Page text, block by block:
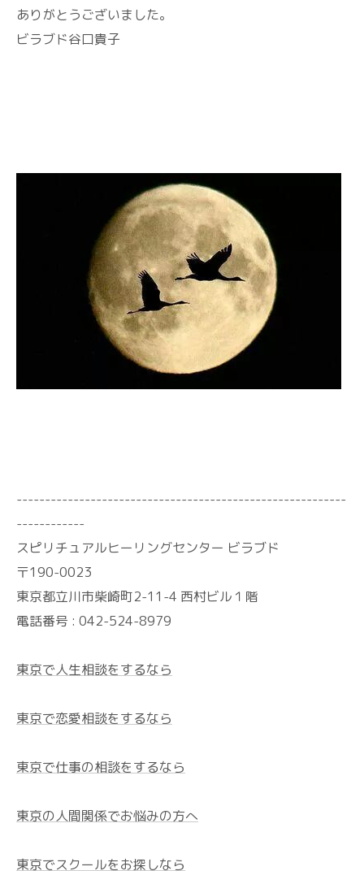
ありがとうございました。
ビラブド谷口貴子
----------------------------------------------------------
------------
スピリチュアルヒーリングセンター ビラブド
〒190-0023
東京都立川市柴崎町2-11-4 西村ビル１階
電話番号 : 042-524-8979
東京で人生相談をするなら
東京で恋愛相談をするなら
東京で仕事の相談をするなら
東京の人間関係でお悩みの方へ
東京でスクールをお探しなら